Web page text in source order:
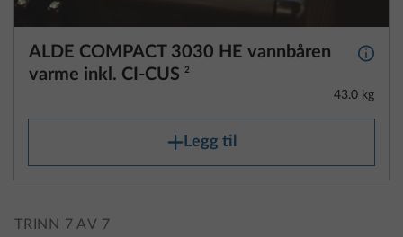
ALDE COMPACT 3030 HE vannbåren
varme inkl. CI-CUS 2
Mer
43.0 kg
Legg til
TRINN 7 AV 7